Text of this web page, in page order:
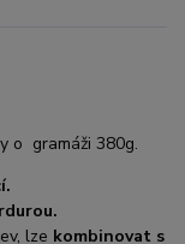
o gramáži 380g.
lze kombinovat s